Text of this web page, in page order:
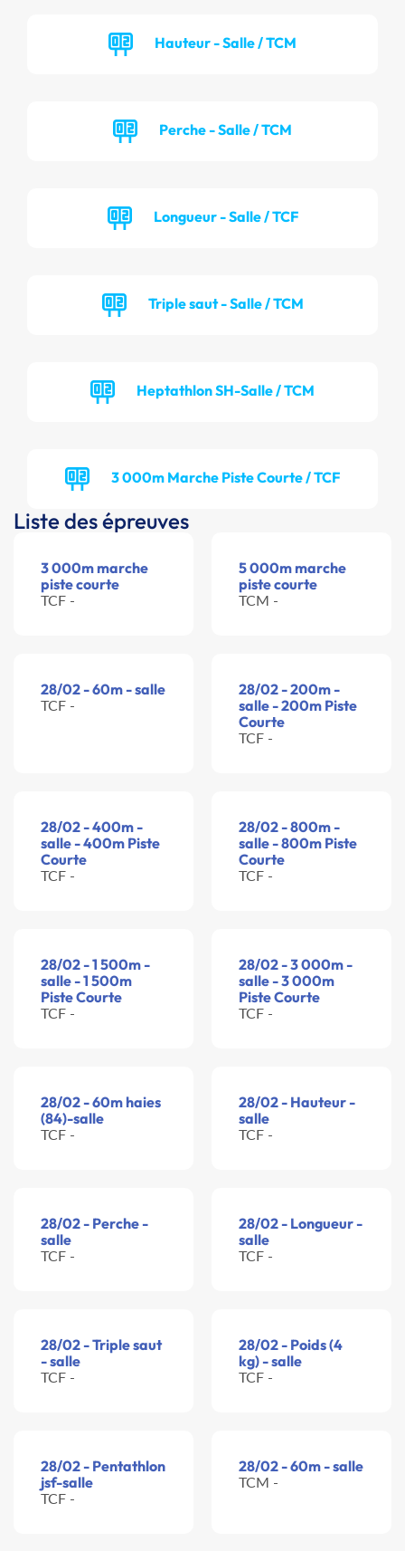
Hauteur - Salle / TCM
Perche - Salle / TCM
Longueur - Salle / TCF
Triple saut - Salle / TCM
Heptathlon SH-Salle / TCM
3 000m Marche Piste Courte / TCF
Liste des épreuves
3 000m marche
piste courte
TCF -
5 000m marche
piste courte
TCM -
28/02 - 60m - salle
TCF -
28/02 - 200m -
salle - 200m Piste
Courte
TCF -
28/02 - 400m -
salle - 400m Piste
Courte
TCF -
28/02 - 800m -
salle - 800m Piste
Courte
TCF -
28/02 - 1 500m -
salle - 1 500m
Piste Courte
TCF -
28/02 - 3 000m -
salle - 3 000m
Piste Courte
TCF -
28/02 - 60m haies
(84)-salle
TCF -
28/02 - Hauteur -
salle
TCF -
28/02 - Perche -
salle
TCF -
28/02 - Longueur -
salle
TCF -
28/02 - Triple saut
- salle
TCF -
28/02 - Poids (4
kg) - salle
TCF -
28/02 - Pentathlon
jsf-salle
TCF -
28/02 - 60m - salle
TCM -